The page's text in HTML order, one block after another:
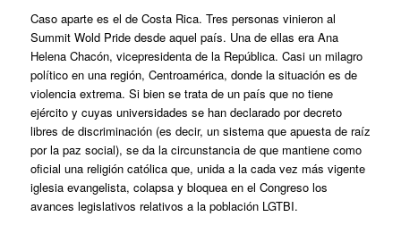
Caso aparte es el de Costa Rica. Tres personas vinieron al
Summit Wold Pride desde aquel país. Una de ellas era Ana
Helena Chacón, vicepresidenta de la República. Casi un milagro
político en una región, Centroamérica, donde la situación es de
violencia extrema. Si bien se trata de un país que no tiene
ejército y cuyas universidades se han declarado por decreto
libres de discriminación (es decir, un sistema que apuesta de raíz
por la paz social), se da la circunstancia de que mantiene como
oficial una religión católica que, unida a la cada vez más vigente
iglesia evangelista, colapsa y bloquea en el Congreso los
avances legislativos relativos a la población LGTBI.